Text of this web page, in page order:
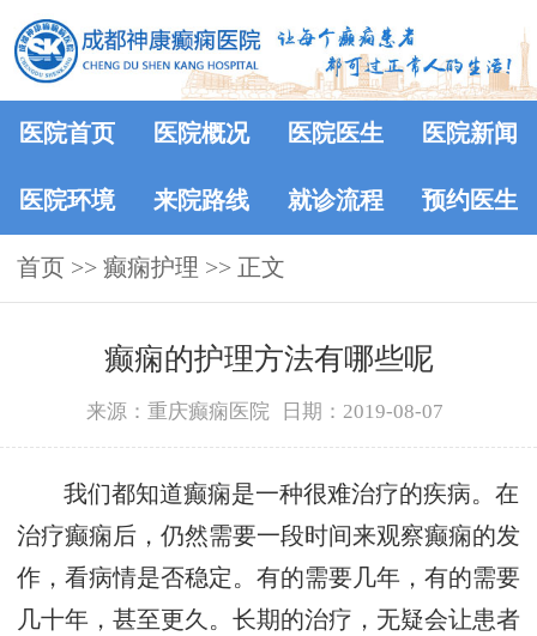
医院首页 医院概况 医院医生 医院新闻
医院环境 来院路线 就诊流程 预约医生
首页 >> 癫痫护理 >> 正文
癫痫的护理方法有哪些呢
来源：重庆癫痫医院 日期：2019-08-07
我们都知道癫痫是一种很难治疗的疾病。在
治疗癫痫后，仍然需要一段时间来观察癫痫的发
作，看病情是否稳定。有的需要几年，有的需要
几十年，甚至更久。长期的治疗，无疑会让患者